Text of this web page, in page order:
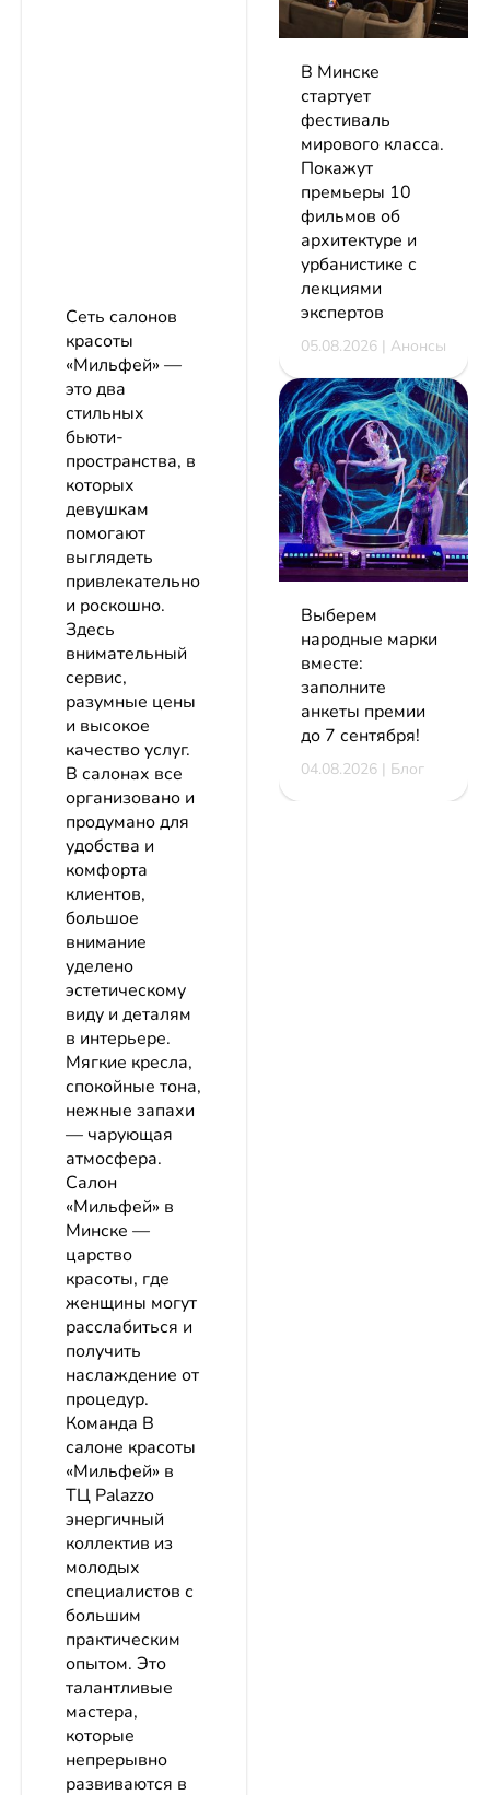
Сеть салонов
красоты
«Мильфей» —
это два
стильных
бьюти-
пространства, в
которых
девушкам
помогают
выглядеть
привлекательно
и роскошно.
Здесь
внимательный
сервис,
разумные цены
и высокое
качество услуг.
В салонах все
организовано и
продумано для
удобства и
комфорта
клиентов,
большое
внимание
уделено
эстетическому
виду и деталям
в интерьере.
Мягкие кресла,
спокойные тона,
нежные запахи
— чарующая
атмосфера.
Салон
«Мильфей» в
Минске —
царство
красоты, где
женщины могут
расслабиться и
получить
наслаждение от
процедур.
Команда В
салоне красоты
«Мильфей» в
ТЦ Palazzo
энергичный
коллектив из
молодых
специалистов с
большим
практическим
опытом. Это
талантливые
мастера,
которые
непрерывно
развиваются в
В Минске
стартует
фестиваль
мирового класса.
Покажут
премьеры 10
фильмов об
архитектуре и
урбанистике с
лекциями
экспертов
05.08.2026 | Анонсы
Выберем
народные марки
вместе:
заполните
анкеты премии
до 7 сентября!
04.08.2026 | Блог